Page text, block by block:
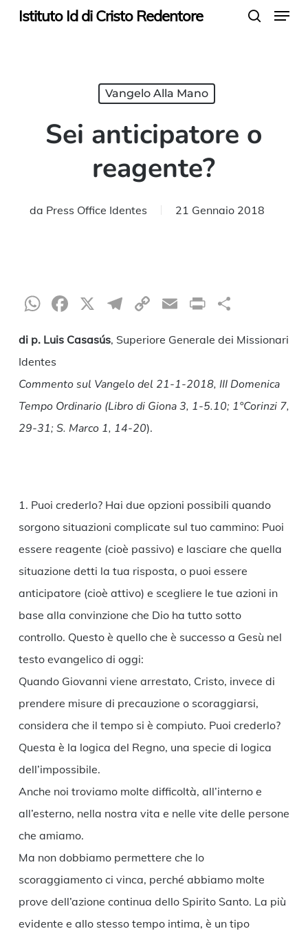
SkipIstituto Id di Cristo Redentore Menu
Vangelo Alla Mano
Sei anticipatore o
reagente?
da Press Office Identes 21 Gennaio 2018
WhatsApp
Facebook
X Telegram
CopyEmailPrint
di p. Luis Casasús, Superiore Generale dei Missionari
Identes
Commento sul Vangelo del 21-1-2018, III Domenica
Tempo Ordinario (Libro di Giona 3, 1-5.10; 1°Corinzi 7,
29-31; S. Marco 1, 14-20).
1. Puoi crederlo? Hai due opzioni possibili quando
sorgono situazioni complicate sul tuo cammino: Puoi
essere reagente (cioè passivo) e lasciare che quella
situazione detti la tua risposta, o puoi essere
anticipatore (cioè attivo) e scegliere le tue azioni in
base alla convinzione che Dio ha tutto sotto
controllo. Questo è quello che è successo a Gesù nel
testo evangelico di oggi:
Quando Giovanni viene arrestato, Cristo, invece di
prendere misure di precauzione o scoraggiarsi,
considera che il tempo si è compiuto. Puoi crederlo?
Questa è la logica del Regno, una specie di logica
dell’impossibile.
Anche noi troviamo molte difficoltà, all’interno e
all’esterno, nella nostra vita e nelle vite delle persone
che amiamo.
Ma non dobbiamo permettere che lo
scoraggiamento ci vinca, perché abbiamo molte
prove dell’azione continua dello Spirito Santo. La più
evidente e allo stesso tempo intima, è un tipo